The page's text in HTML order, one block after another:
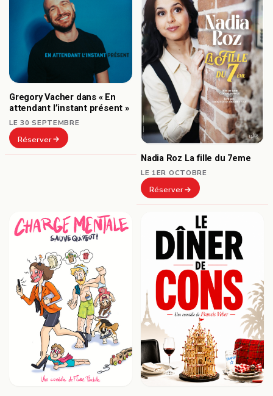
Gregory Vacher dans « En
attendant l’instant présent »
LE 30 SEPTEMBRE
Réserver
Nadia Roz La fille du 7eme
LE 1ER OCTOBRE
Réserver